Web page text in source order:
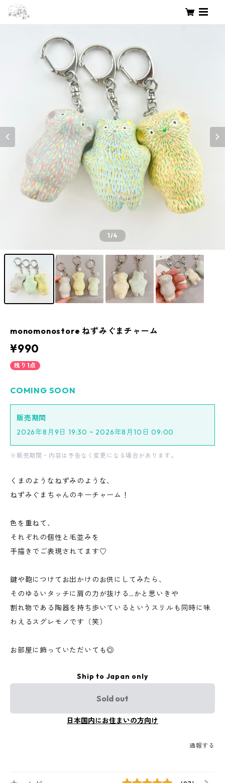
1/4
monomonostore ねずみぐまチャーム
¥990
残り1点
COMING SOON
販売期間
2026年8月9日 19:30 ~ 2026年8月10日 09:00
※販売期間・内容は予告なく変更になる場合があります。
くまのようなねずみのような、
ねずみぐまちゃんのキーチャーム！
色を重ねて、
それぞれの個性と毛並みを
手描きでご表現されてます♡
鍵や鞄につけてお出かけのお供にしてみたら、
そのゆるいタッチに肩の力が抜ける…かと思いきや
割れ物である陶器を持ち歩いているというスリルも同時に味
わえるスグレモノです（笑）
お部屋に飾っていただいても◎
Ship to Japan only
Sold out
日本国内にお住まいの方向け
通報する